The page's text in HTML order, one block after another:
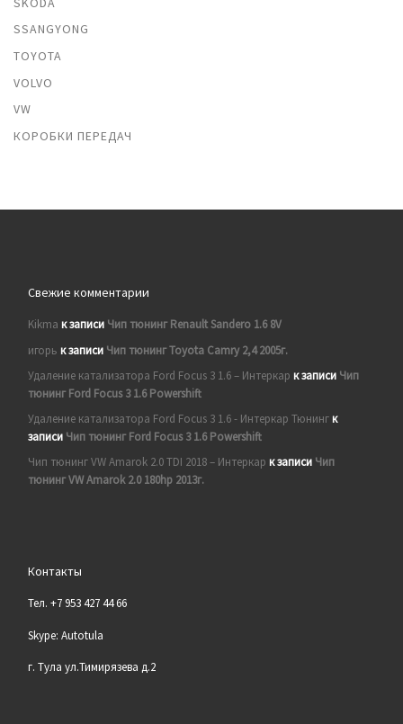
SSANGYONG
TOYOTA
VOLVO
VW
КОРОБКИ ПЕРЕДАЧ
Свежие комментарии
Kikma к записи Чип тюнинг Renault Sandero 1.6 8V
игорь к записи Чип тюнинг Toyota Camry 2,4 2005г.
Удаление катализатора Ford Focus 3 1.6 – Интеркар к записи Чип
тюнинг Ford Focus 3 1.6 Powershift
Удаление катализатора Ford Focus 3 1.6 - Интеркар Тюнингк
записи Чип тюнинг Ford Focus 3 1.6 Powershift
Чип тюнинг VW Amarok 2.0 TDI 2018 – Интеркар к записи Чип
тюнинг VW Amarok 2.0 180hp 2013г.
Контакты
Тел. +7 953 427 44 66
Skype: Autotula
г. Тула ул.Тимирязева д.2